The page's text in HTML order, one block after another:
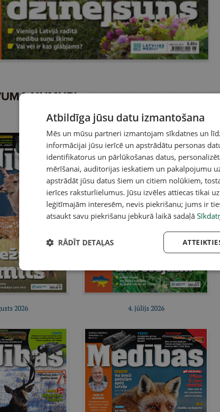
NUMURI
2026
Pirkt e-izdevumu
Pirkt abonementu
4. jūlijs 2026
Atbildīga jūsu datu izmantošana
Mēs un mūsu partneri izmantojam sīkdatnes un
informācijai jūsu ierīcē un apstrādātu personas
identifikatorus un pārlūkošanas datus,
mērīšanai, auditorijas ieskatiem un pakalpojumu
apstrādāt jūsu datus šiem un citiem nolūkiem,
ierīces raksturlielumus. Jūsu izvēles attiecas tikai
leģitīmajām interesēm, nevis piekrišanu; jums ir
atsaukt savu piekrišanu jebkurā laikā sadaļā
RĀDĪT DETAĻAS